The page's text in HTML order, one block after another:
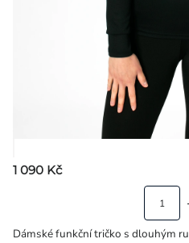
1 090 Kč
Dámské funkční tričko s dlouhým